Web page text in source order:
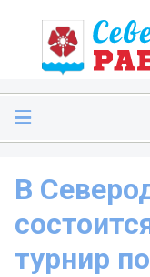
В
турнир